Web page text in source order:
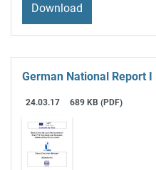
Download
German National Report I
24.03.17 689 KB (PDF)